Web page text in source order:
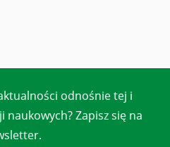
odnośnie tej i
Zapisz się na